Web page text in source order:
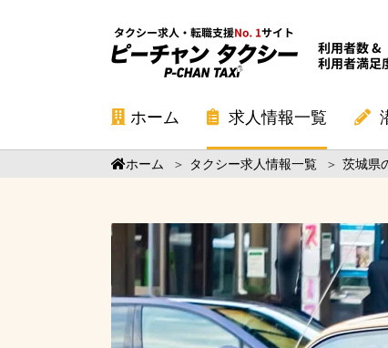
ホーム 求人情報一覧
ホーム ＞ タクシー求人情報一覧 ＞ 茨城県